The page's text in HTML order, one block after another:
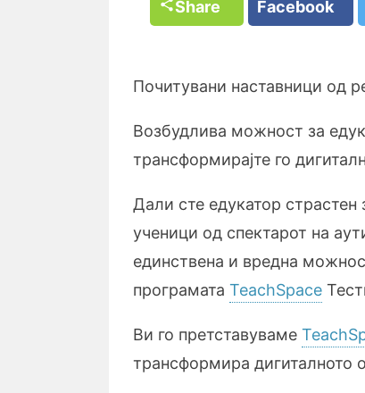
Share Facebook
Почитувани наставници од
Возбудлива можност за
трансформирајте го
Дали сте едукатор
ученици од спектарот на
единствена и вредна
програмата TeachSpace
Ви го претставуваме
трансформира дигиталното